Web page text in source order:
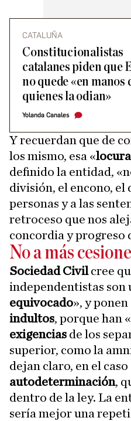
CATALUÑA
Constitucionalistas
catalanes piden que
no quede «en manos
quienes la odian»
Yolanda Canales
Y recuerdan que de
los mismo, esa «locura
definido la entidad,
división, el encono, el
personas y a las
retroceso que nos
concordia y progreso
No a más
Sociedad Civilcree
independentistas son
equivocado», y
indultos, porque han «
exigencias de los
superior, como la
dejan claro, en el caso
autodeterminación,
dentro de la ley. La
sería mejor una